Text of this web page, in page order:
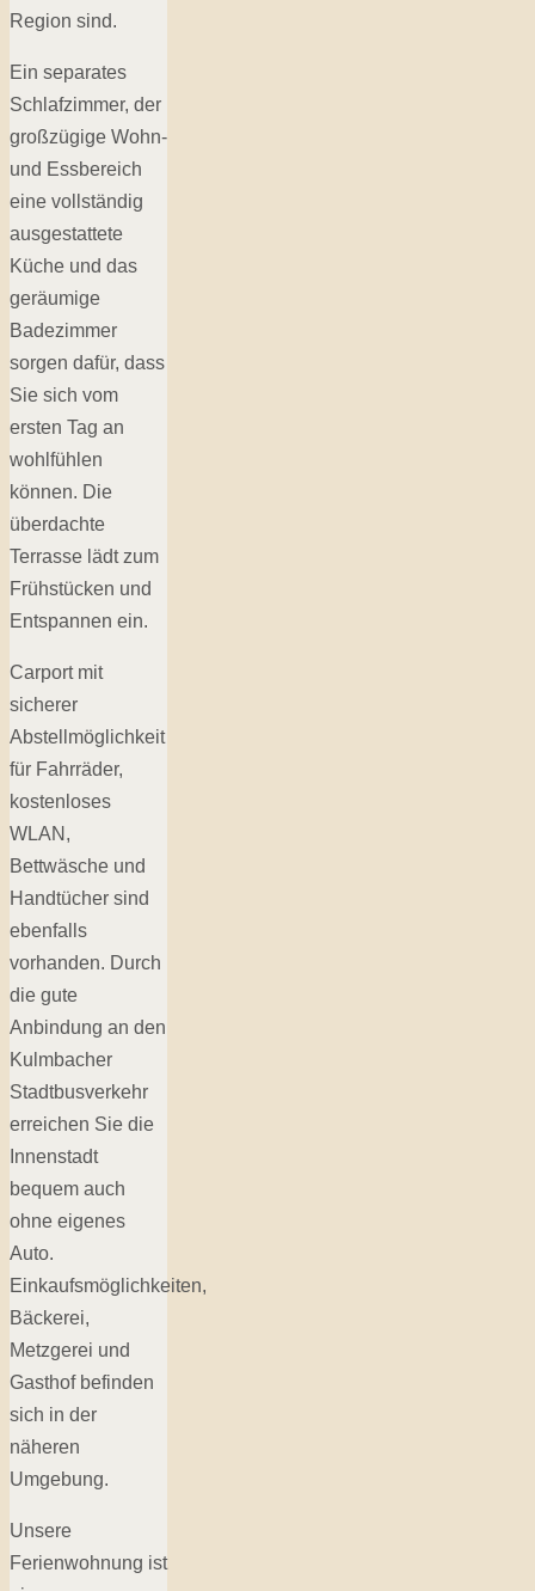
Region sind.
Ein separates
Schlafzimmer, der
großzügige Wohn-
und Essbereich
eine vollständig
ausgestattete
Küche und das
geräumige
Badezimmer
sorgen dafür, dass
Sie sich vom
ersten Tag an
wohlfühlen
können. Die
überdachte
Terrasse lädt zum
Frühstücken und
Entspannen ein.
Carport mit
sicherer
Abstellmöglichkeit
für Fahrräder,
kostenloses
WLAN,
Bettwäsche und
Handtücher sind
ebenfalls
vorhanden. Durch
die gute
Anbindung an den
Kulmbacher
Stadtbusverkehr
erreichen Sie die
Innenstadt
bequem auch
ohne eigenes
Auto.
Einkaufsmöglichkeiten,
Bäckerei,
Metzgerei und
Gasthof befinden
sich in der
näheren
Umgebung.
Unsere
Ferienwohnung ist